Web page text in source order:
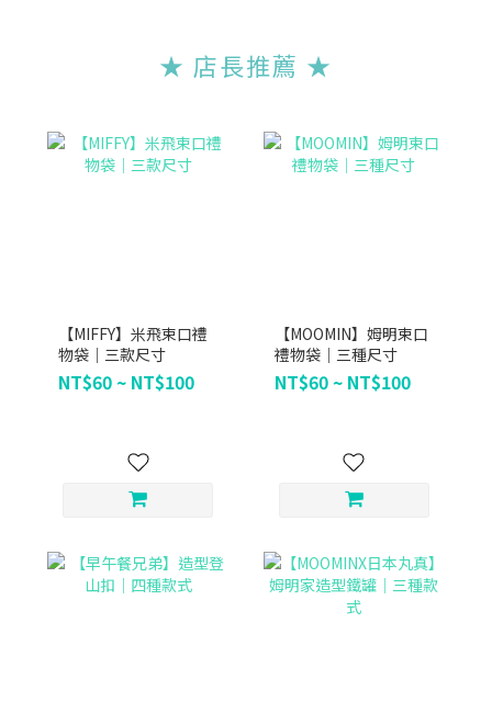
★ 店長推薦 ★
【MIFFY】米飛束口禮
物袋｜三款尺寸
NT$60 ~ NT$100
【MOOMIN】姆明束口
禮物袋｜三種尺寸
NT$60 ~ NT$100